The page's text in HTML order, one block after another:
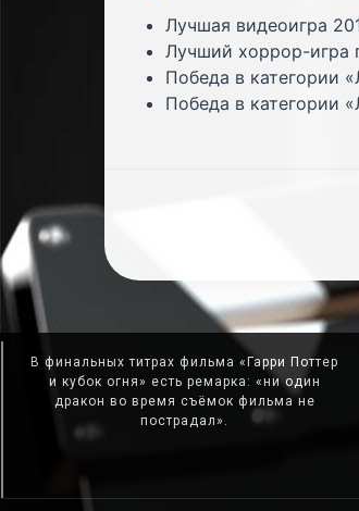
Лучшая видеоигра
Лучший хоррор-игра
Победа в категории
Победа в категории
В финальных титрах фильма «Гарри Поттер
и кубок огня» есть ремарка: «ни один
дракон во время съёмок фильма не
пострадал».